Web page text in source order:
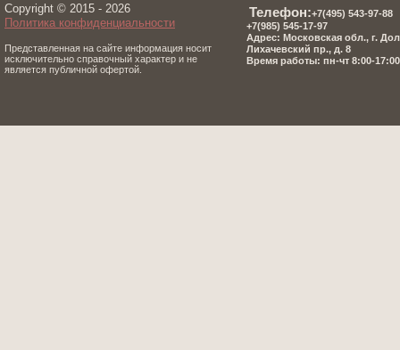
Copyright © 2015 - 2026
Политика конфиденциальности
Представленная на сайте информация носит
исключительно справочный характер и не
является публичной офертой.
Телефон:+7(495) 543-97-88
+7(985) 545-17-97
Адрес: Московская обл., г.
Лихачевский пр., д. 8
Время работы: пн-чт 8:00-